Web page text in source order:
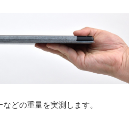
どの重量を実測します。